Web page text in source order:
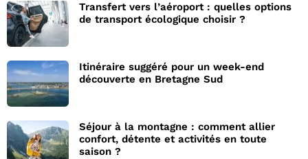
Transfert vers l’aéroport : quelles options
de transport écologique choisir ?
Itinéraire suggéré pour un week-end
découverte en Bretagne Sud
Séjour à la montagne : comment allier
confort, détente et activités en toute
saison ?